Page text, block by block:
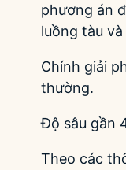
phương án
luồng tàu
Chính giải
thường.
Độ sâu gần
Theo các